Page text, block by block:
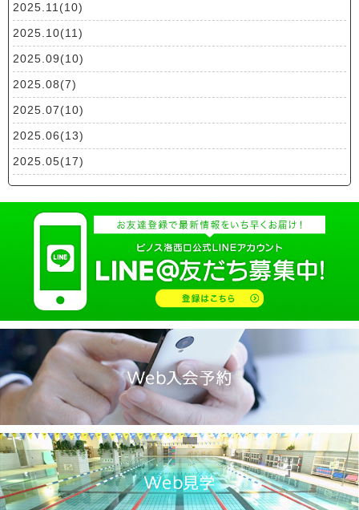
2025.11(10)
2025.10(11)
2025.09(10)
2025.08(7)
2025.07(10)
2025.06(13)
2025.05(17)
2025.04(19)
2025.03(10)
2025.01(14)
2024.12(14)
2024.10(18)
2024.09(15)
2024.08(21)
2024.07(20)
2024.06(29)
2024.05(22)
2024.04(20)